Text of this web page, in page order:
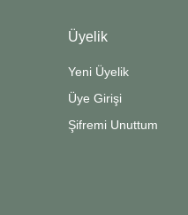
Üyelik
Yeni Üyelik
Üye Girişi
Şifremi Unuttum